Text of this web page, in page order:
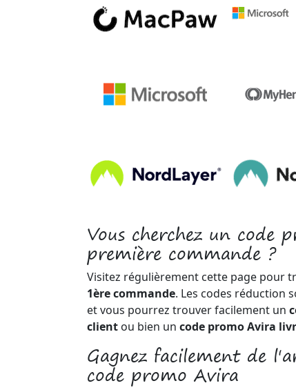
Vous cherchez un code
première commande ?
Visitez régulièrement cette page pour
1ère commande. Les codes réduction
et vous pourrez trouver facilement un
client ou bien un code promo Avira
Gagnez facilement de
code promo Avira